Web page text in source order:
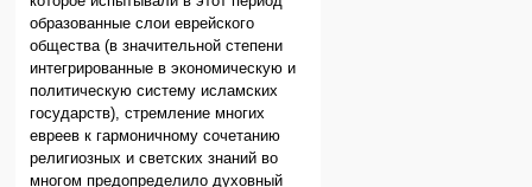
образованные слои еврейского
общества (в значительной степени
интегрированные в экономическую и
политическую систему исламских
государств), стремление многих
евреев к гармоничному сочетанию
религиозных и светских знаний во
многом предопределило духовный